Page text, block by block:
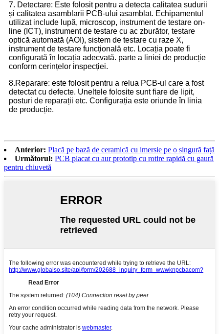
7. Detectare: Este folosit pentru a detecta calitatea sudurii
și calitatea asamblarii PCB-ului asamblat. Echipamentul
utilizat include lupă, microscop, instrument de testare on-
line (ICT), instrument de testare cu ac zburător, testare
optică automată (AOI), sistem de testare cu raze X,
instrument de testare funcțională etc. Locația poate fi
configurată în locația adecvată. parte a liniei de producție
conform cerințelor inspecției.
8.Reparare: este folosit pentru a relua PCB-ul care a fost
detectat cu defecte. Uneltele folosite sunt fiare de lipit,
posturi de reparații etc. Configurația este oriunde în linia
de producție.
Anterior: Placă pe bază de ceramică cu imersie pe o singură față
Următorul: PCB placat cu aur prototip cu rotire rapidă cu gaură
pentru chiuvetă